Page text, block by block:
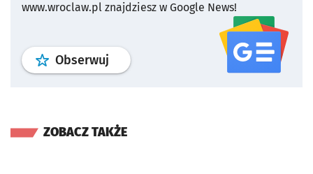
www.wroclaw.pl znajdziesz w Google News!
Obserwuj profil serwisu
ZOBACZ TAKŻE